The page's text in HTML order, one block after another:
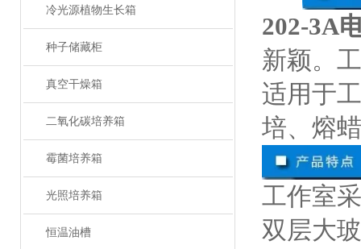
冷光源植物生长箱
种子储藏柜
真空干燥箱
二氧化碳培养箱
霉菌培养箱
光照培养箱
恒温油槽
202-3A
新颖。
适用于
培、熔
工作室
双层大